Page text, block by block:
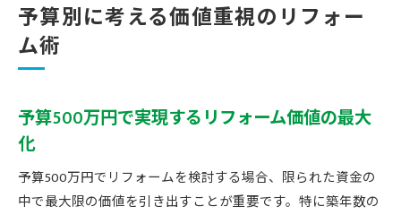
予算別に考える価値重視のリフォー
ム術
予算500万円で実現するリフォーム価値の最大
化
予算500万円でリフォームを検討する場合、限られた資金の
中で最大限の価値を引き出すことが重要です。特に築年数の